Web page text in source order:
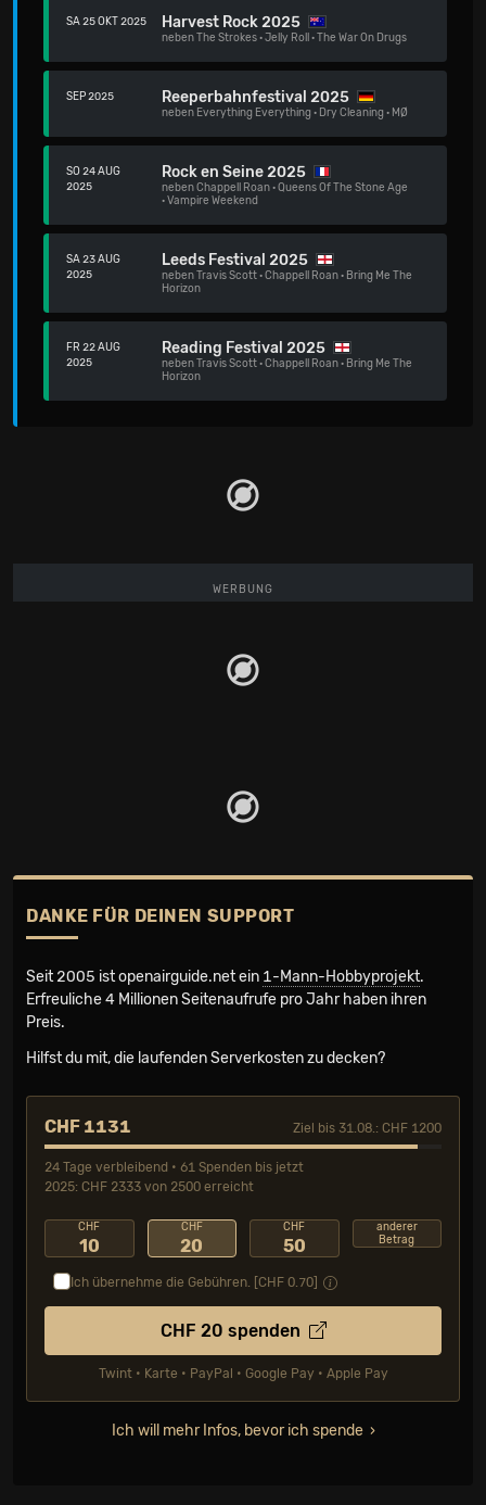
SA 25 OKT 2025 Harvest Rock 2025
nebenThe Strokes·Jelly Roll ·The War On Drugs
SEP 2025 Reeperbahnfestival 2025
neben Everything Everything· Dry Cleaning· MØ
SO 24 AUG
2025
Rock en Seine 2025
nebenChappell Roan·Queens Of The Stone Age
·Vampire Weekend
SA 23 AUG
2025
Leeds Festival 2025
nebenTravis Scott·Chappell Roan· Bring Me The
Horizon
FR 22 AUG
2025
Reading Festival 2025
nebenTravis Scott·Chappell Roan· Bring Me The
Horizon
WERBUNG
DANKE FÜR DEINEN SUPPORT
Seit 2005 ist openairguide.net ein 1-Mann-Hobbyprojekt.
Erfreuliche 4 Millionen Seiten­aufrufe pro Jahr haben ihren
Preis.
Hilfst du mit, die laufenden Serverkosten zu decken?
CHF 1131 Ziel bis 31.08.: CHF 1200
24 Tage verbleibend • 61 Spenden bis jetzt
2025: CHF 2333 von 2500 erreicht
CHF
10
CHF
20
CHF
50
anderer
Betrag
Ich übernehme die Gebühren. [CHF 0.70
CHF 20 spenden
Twint • Karte • PayPal • Google Pay • Apple Pay
Ich will mehr Infos, bevor ich spende